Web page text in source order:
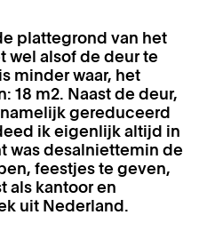
plattegrond van het
wel alsof de deur te
minder waar, het
18 m2. Naast de deur,
gereduceerd
ik eigenlijk altijd in
was desalniettemin de
feestjes te geven,
als kantoor en
uit Nederland.